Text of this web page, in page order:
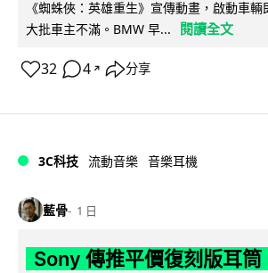
《蜘蛛俠：英雄重生》宣傳動畫，啟動車
大批車主不滿。BMW 早...
閱讀全文
32 4 ↗ 分享
3C科技 流動音樂 音樂耳機
藍骨 1 日
Sony 傳推平價復刻版耳